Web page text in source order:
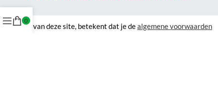
Gebruik van deze site, betekent dat je dealgemene voorwaarden
0